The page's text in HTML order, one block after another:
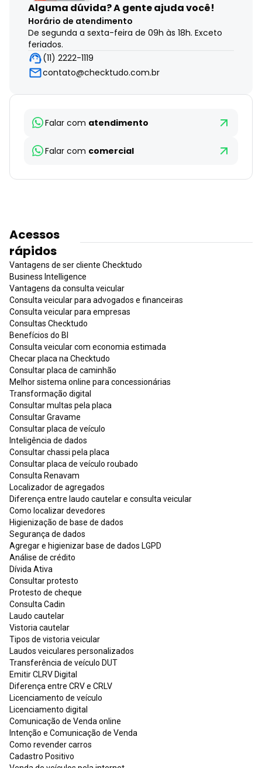
Alguma dúvida?A gente ajuda você!
Horário de atendimento
De segunda a sexta-feira de 09h às 18h. Exceto
feriados.
(11) 2222-1119
contato@checktudo.com.br
Falar com atendimento
Falar com comercial
Acessos
rápidos
Vantagens de ser cliente Checktudo
Business Intelligence
Vantagens da consulta veicular
Consulta veicular para advogados e financeiras
Consulta veicular para empresas
Consultas Checktudo
Benefícios do BI
Consulta veicular com economia estimada
Checar placa na Checktudo
Consultar placa de caminhão
Melhor sistema online para concessionárias
Transformação digital
Consultar multas pela placa
Consultar Gravame
Consultar placa de veículo
Inteligência de dados
Consultar chassi pela placa
Consultar placa de veículo roubado
Consulta Renavam
Localizador de agregados
Diferença entre laudo cautelar e consulta veicular
Como localizar devedores
Higienização de base de dados
Segurança de dados
Agregar e higienizar base de dados LGPD
Análise de crédito
Dívida Ativa
Consultar protesto
Protesto de cheque
Consulta Cadin
Laudo cautelar
Vistoria cautelar
Tipos de vistoria veicular
Laudos veiculares personalizados
Transferência de veículo DUT
Emitir CLRV Digital
Diferença entre CRV e CRLV
Licenciamento de veículo
Licenciamento digital
Comunicação de Venda online
Intenção e Comunicação de Venda
Como revender carros
Cadastro Positivo